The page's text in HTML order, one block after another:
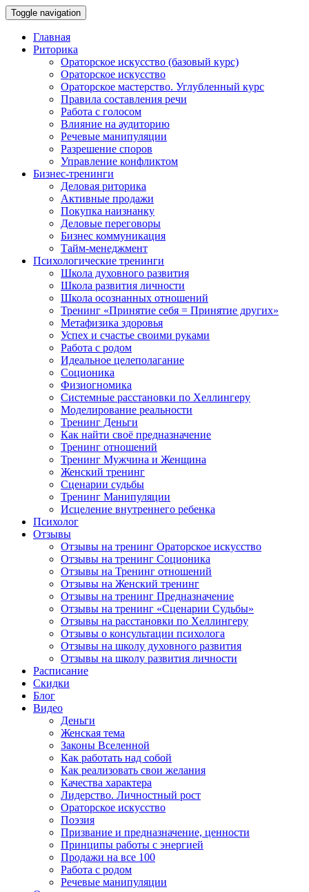
Toggle navigation
Главная
Риторика
Ораторское искусство (базовый курс)
Ораторское искусство
Ораторское мастерство. Углубленный курс
Правила составления речи
Работа с голосом
Влияние на аудиторию
Речевые манипуляции
Разрешение споров
Управление конфликтом
Бизнес-тренинги
Деловая риторика
Активные продажи
Покупка наизнанку
Деловые переговоры
Бизнес коммуникация
Тайм-менеджмент
Психологические тренинги
Школа духовного развития
Школа развития личности
Школа осознанных отношений
Тренинг «Принятие себя = Принятие других»
Метафизика здоровья
Успех и счастье своими руками
Работа с родом
Идеальное целеполагание
Соционика
Физиогномика
Системные расстановки по Хеллингеру
Моделирование реальности
Тренинг Деньги
Как найти своё предназначение
Тренинг отношений
Тренинг Мужчина и Женщина
Женский тренинг
Сценарии судьбы
Тренинг Манипуляции
Исцеление внутреннего ребенка
Психолог
Отзывы
Отзывы на тренинг Ораторское искусство
Отзывы на тренинг Соционика
Отзывы на Тренинг отношений
Отзывы на Женский тренинг
Отзывы на тренинг Предназначение
Отзывы на тренинг «Сценарии Судьбы»
Отзывы на расстановки по Хеллингеру
Отзывы о консультации психолога
Отзывы на школу духовного развития
Отзывы на школу развития личности
Расписание
Скидки
Блог
Видео
Деньги
Женская тема
Законы Вселенной
Как работать над собой
Как реализовать свои желания
Качества характера
Лидерство. Личностный рост
Ораторское искусство
Поэзия
Призвание и предназначение, ценности
Принципы работы с энергией
Продажи на все 100
Работа с родом
Речевые манипуляции